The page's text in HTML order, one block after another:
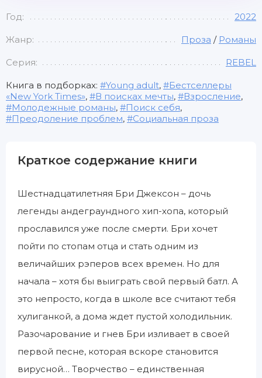
Год: 2022
Жанр: Проза / Романы
Серия: REBEL
Книга в подборках: Young adult,
Бестселлеры
«New York Times», В поисках мечты, Взросление,
Молодежные романы, Поиск себя,
Преодоление проблем, Социальная проза
Краткое содержание книги
Шестнадцатилетняя Бри Джексон – дочь
легенды андеграундного хип-хопа, который
прославился уже после смерти. Бри хочет
пойти по стопам отца и стать одним из
величайших рэперов всех времен. Но для
начала – хотя бы выиграть свой первый батл. А
это непросто, когда в школе все считают тебя
хулиганкой, а дома ждет пустой холодильник.
Разочарование и гнев Бри изливает в своей
первой песне, которая вскоре становится
вирусной… Творчество – единственная